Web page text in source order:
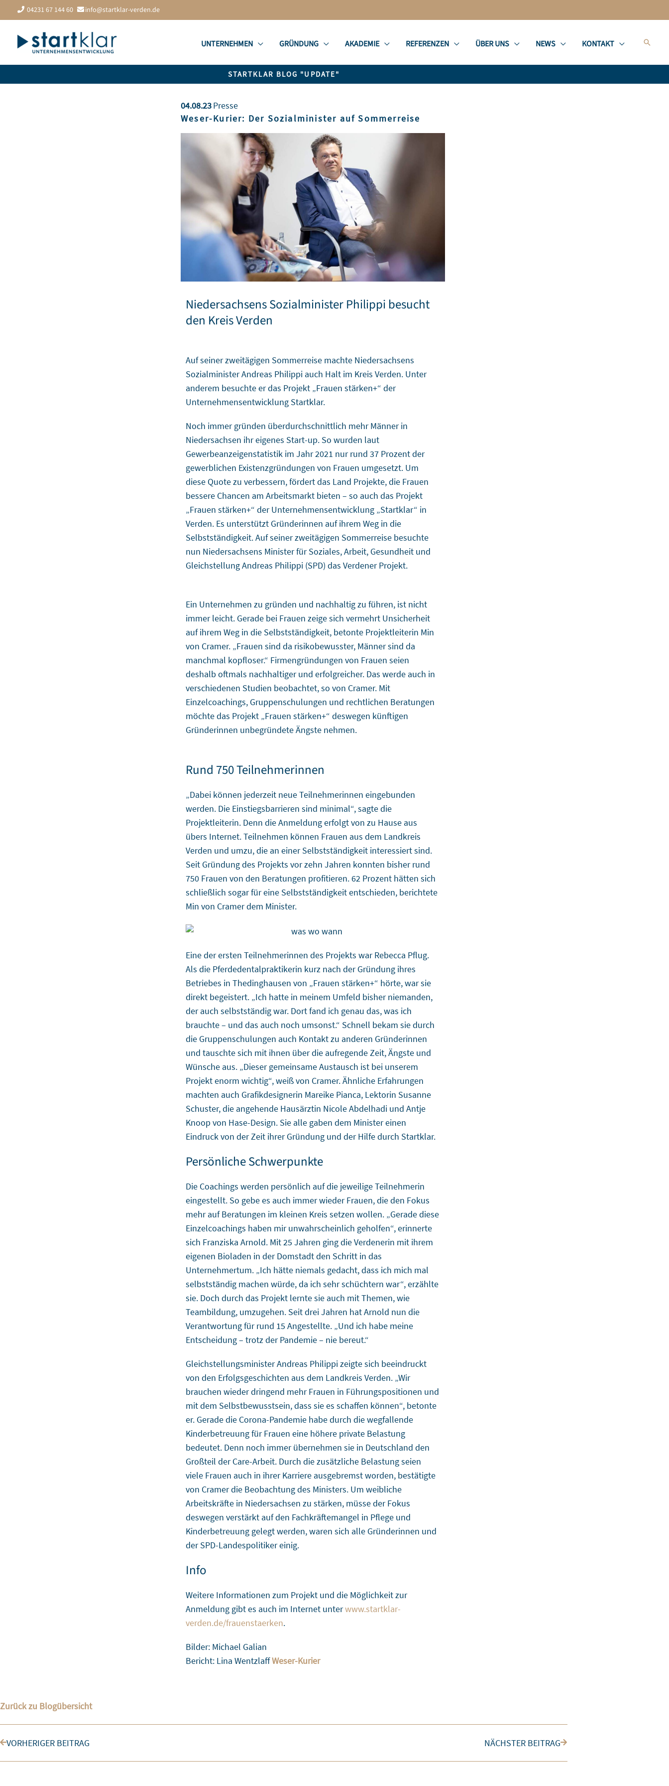
Inhalt
springen
04231 67 144 60 info@startklar-verden.de
UNTERNEHMEN GRÜNDUNG AKADEMIE REFERENZEN ÜBER UNS NEWS KONTAKT
STARTKLAR BLOG "UPDATE"
04.08.23Presse
Weser-Kurier: Der Sozialminister auf Sommerreise
Niedersachsens Sozialminister Philippi besucht
den Kreis Verden
Auf seiner zweitägigen Sommerreise machte Niedersachsens
Sozialminister Andreas Philippi auch Halt im Kreis Verden. Unter
anderem besuchte er das Projekt „Frauen stärken+“ der
Unternehmensentwicklung Startklar.
Noch immer gründen überdurchschnittlich mehr Männer in
Niedersachsen ihr eigenes Start-up. So wurden laut
Gewerbeanzeigenstatistik im Jahr 2021 nur rund 37 Prozent der
gewerblichen Existenzgründungen von Frauen umgesetzt. Um
diese Quote zu verbessern, fördert das Land Projekte, die Frauen
bessere Chancen am Arbeitsmarkt bieten – so auch das Projekt
„Frauen stärken+“ der Unternehmensentwicklung „Startklar“ in
Verden. Es unterstützt Gründerinnen auf ihrem Weg in die
Selbstständigkeit. Auf seiner zweitägigen Sommerreise besuchte
nun Niedersachsens Minister für Soziales, Arbeit, Gesundheit und
Gleichstellung Andreas Philippi (SPD) das Verdener Projekt.
Ein Unternehmen zu gründen und nachhaltig zu führen, ist nicht
immer leicht. Gerade bei Frauen zeige sich vermehrt Unsicherheit
auf ihrem Weg in die Selbstständigkeit, betonte Projektleiterin Min
von Cramer. „Frauen sind da risikobewusster, Männer sind da
manchmal kopfloser.“ Firmengründungen von Frauen seien
deshalb oftmals nachhaltiger und erfolgreicher. Das werde auch in
verschiedenen Studien beobachtet, so von Cramer. Mit
Einzelcoachings, Gruppenschulungen und rechtlichen Beratungen
möchte das Projekt „Frauen stärken+“ deswegen künftigen
Gründerinnen unbegründete Ängste nehmen.
Rund 750 Teilnehmerinnen
„Dabei können jederzeit neue Teilnehmerinnen eingebunden
werden. Die Einstiegsbarrieren sind minimal“, sagte die
Projektleiterin. Denn die Anmeldung erfolgt von zu Hause aus
übers Internet. Teilnehmen können Frauen aus dem Landkreis
Verden und umzu, die an einer Selbstständigkeit interessiert sind.
Seit Gründung des Projekts vor zehn Jahren konnten bisher rund
750 Frauen von den Beratungen profitieren. 62 Prozent hätten sich
schließlich sogar für eine Selbstständigkeit entschieden, berichtete
Min von Cramer dem Minister.
Eine der ersten Teilnehmerinnen des Projekts war Rebecca Pflug.
Als die Pferdedentalpraktikerin kurz nach der Gründung ihres
Betriebes in Thedinghausen von „Frauen stärken+“ hörte, war sie
direkt begeistert. „Ich hatte in meinem Umfeld bisher niemanden,
der auch selbstständig war. Dort fand ich genau das, was ich
brauchte – und das auch noch umsonst.“ Schnell bekam sie durch
die Gruppenschulungen auch Kontakt zu anderen Gründerinnen
und tauschte sich mit ihnen über die aufregende Zeit, Ängste und
Wünsche aus. „Dieser gemeinsame Austausch ist bei unserem
Projekt enorm wichtig“, weiß von Cramer. Ähnliche Erfahrungen
machten auch Grafikdesignerin Mareike Pianca, Lektorin Susanne
Schuster, die angehende Hausärztin Nicole Abdelhadi und Antje
Knoop von Hase-Design. Sie alle gaben dem Minister einen
Eindruck von der Zeit ihrer Gründung und der Hilfe durch Startklar.
Persönliche Schwerpunkte
Die Coachings werden persönlich auf die jeweilige Teilnehmerin
eingestellt. So gebe es auch immer wieder Frauen, die den Fokus
mehr auf Beratungen im kleinen Kreis setzen wollen. „Gerade diese
Einzelcoachings haben mir unwahrscheinlich geholfen“, erinnerte
sich Franziska Arnold. Mit 25 Jahren ging die Verdenerin mit ihrem
eigenen Bioladen in der Domstadt den Schritt in das
Unternehmertum. „Ich hätte niemals gedacht, dass ich mich mal
selbstständig machen würde, da ich sehr schüchtern war“, erzählte
sie. Doch durch das Projekt lernte sie auch mit Themen, wie
Teambildung, umzugehen. Seit drei Jahren hat Arnold nun die
Verantwortung für rund 15 Angestellte. „Und ich habe meine
Entscheidung – trotz der Pandemie – nie bereut.“
Gleichstellungsminister Andreas Philippi zeigte sich beeindruckt
von den Erfolgsgeschichten aus dem Landkreis Verden. „Wir
brauchen wieder dringend mehr Frauen in Führungspositionen und
mit dem Selbstbewusstsein, dass sie es schaffen können“, betonte
er. Gerade die Corona-Pandemie habe durch die wegfallende
Kinderbetreuung für Frauen eine höhere private Belastung
bedeutet. Denn noch immer übernehmen sie in Deutschland den
Großteil der Care-Arbeit. Durch die zusätzliche Belastung seien
viele Frauen auch in ihrer Karriere ausgebremst worden, bestätigte
von Cramer die Beobachtung des Ministers. Um weibliche
Arbeitskräfte in Niedersachsen zu stärken, müsse der Fokus
deswegen verstärkt auf den Fachkräftemangel in Pflege und
Kinderbetreuung gelegt werden, waren sich alle Gründerinnen und
der SPD-Landespolitiker einig.
Info
Weitere Informationen zum Projekt und die Möglichkeit zur
Anmeldung gibt es auch im Internet unterwww.startklar-
verden.de/frauenstaerken.
Bilder: Michael Galian
Bericht: Lina WentzlaffWeser-Kurier
Zurück zu Blogübersicht
VORHERIGER BEITRAG NÄCHSTER BEITRAG